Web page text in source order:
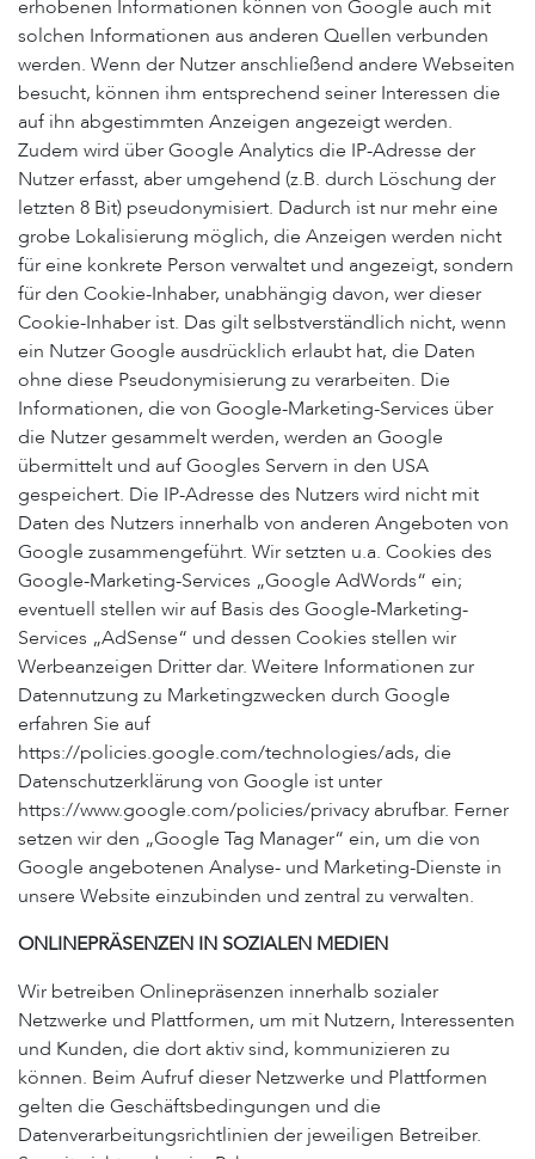
erhobenen Informationen können von Google auch mit
solchen Informationen aus anderen Quellen verbunden
werden. Wenn der Nutzer anschließend andere Webseiten
besucht, können ihm entsprechend seiner Interessen die
auf ihn abgestimmten Anzeigen angezeigt werden.
Zudem wird über Google Analytics die IP-Adresse der
Nutzer erfasst, aber umgehend (z.B. durch Löschung der
letzten 8 Bit) pseudonymisiert. Dadurch ist nur mehr eine
grobe Lokalisierung möglich, die Anzeigen werden nicht
für eine konkrete Person verwaltet und angezeigt, sondern
für den Cookie-Inhaber, unabhängig davon, wer dieser
Cookie-Inhaber ist. Das gilt selbstverständlich nicht, wenn
ein Nutzer Google ausdrücklich erlaubt hat, die Daten
ohne diese Pseudonymisierung zu verarbeiten. Die
Informationen, die von Google-Marketing-Services über
die Nutzer gesammelt werden, werden an Google
übermittelt und auf Googles Servern in den USA
gespeichert. Die IP-Adresse des Nutzers wird nicht mit
Daten des Nutzers innerhalb von anderen Angeboten von
Google zusammengeführt. Wir setzten u.a. Cookies des
Google-Marketing-Services „Google AdWords“ ein;
eventuell stellen wir auf Basis des Google-Marketing-
Services „AdSense“ und dessen Cookies stellen wir
Werbeanzeigen Dritter dar. Weitere Informationen zur
Datennutzung zu Marketingzwecken durch Google
erfahren Sie auf
https://policies.google.com/technologies/ads, die
Datenschutzerklärung von Google ist unter
https://www.google.com/policies/privacy abrufbar. Ferner
setzen wir den „Google Tag Manager“ ein, um die von
Google angebotenen Analyse- und Marketing-Dienste in
unsere Website einzubinden und zentral zu verwalten.
ONLINEPRÄSENZEN IN SOZIALEN MEDIEN
Wir betreiben Onlinepräsenzen innerhalb sozialer
Netzwerke und Plattformen, um mit Nutzern, Interessenten
und Kunden, die dort aktiv sind, kommunizieren zu
können. Beim Aufruf dieser Netzwerke und Plattformen
gelten die Geschäftsbedingungen und die
Datenverarbeitungsrichtlinien der jeweiligen Betreiber.